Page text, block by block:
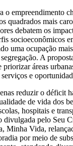
o empreendimento
quadrados mais
debatem os
socioeconômicos
uma ocupação
A
áreas
e
reduzir o déficit
de vida dos
hospitais e
divulgada pelo Seu
Minha Vida,
por meio de